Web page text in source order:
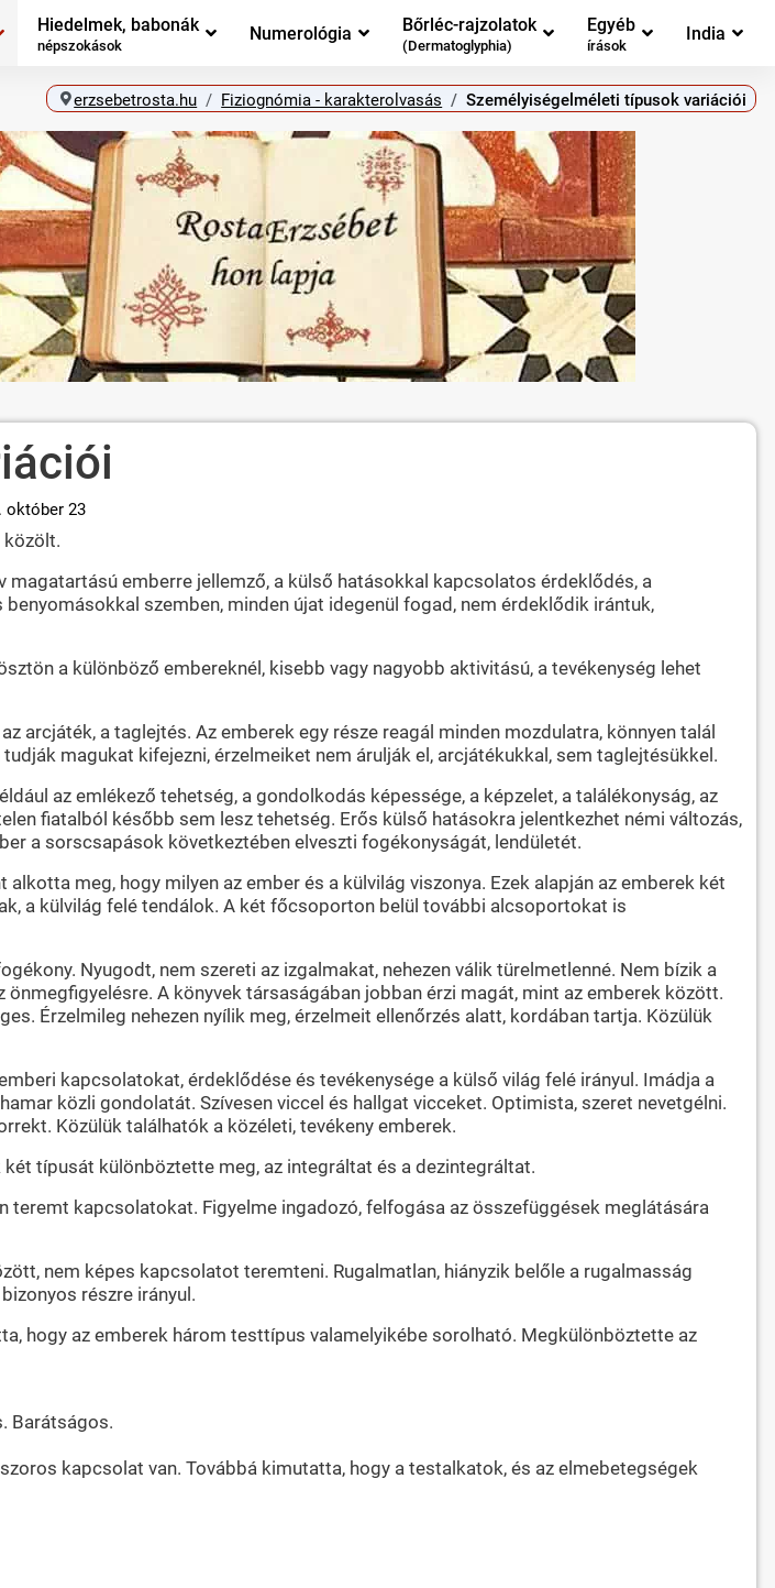
Hiedelmek, babonák
népszokások
Numerológia Bőrléc-rajzolatok
(Dermatoglyphia)
Egyéb
írások
India
erzsebetrosta.hu Fiziognómia - karakterolvasás Személyiségelméleti típusok variációi
október 23
emberre jellemző, a külső hatásokkal kapcsolatos érdeklődés, a
szemben, minden újat idegenül fogad, nem érdeklődik irántuk,
a különböző embereknél, kisebb vagy nagyobb aktivitású, a tevékenység lehet
arcjáték, a taglejtés. Az emberek egy része reagál minden mozdulatra, könnyen talál
magukat kifejezni, érzelmeiket nem árulják el, arcjátékukkal, sem taglejtésükkel.
az emlékező tehetség, a gondolkodás képessége, a képzelet, a találékonyság, az
fiatalból később sem lesz tehetség. Erős külső hatásokra jelentkezhet némi változás,
a sorscsapások következtében elveszti fogékonyságát, lendületét.
meg, hogy milyen az ember és a külvilág viszonya. Ezek alapján az emberek két
a külvilág felé tendálok. A két főcsoporton belül további alcsoportokat is
Nyugodt, nem szereti az izgalmakat, nehezen válik türelmetlenné. Nem bízik a
A könyvek társaságában jobban érzi magát, mint az emberek között.
Érzelmileg nehezen nyílik meg, érzelmeit ellenőrzés alatt, kordában tartja. Közülük
kapcsolatokat, érdeklődése és tevékenysége a külső világ felé irányul. Imádja a
közli gondolatát. Szívesen viccel és hallgat vicceket. Optimista, szeret nevetgélni.
Közülük találhatók a közéleti, tevékeny emberek.
típusát különböztette meg, az integráltat és a dezintegráltat.
kapcsolatokat. Figyelme ingadozó, felfogása az összefüggések meglátására
nem képes kapcsolatot teremteni. Rugalmatlan, hiányzik belőle a rugalmasság
részre irányul.
hogy az emberek három testtípus valamelyikébe sorolható. Megkülönböztette az
Barátságos.
kapcsolat van. Továbbá kimutatta, hogy a testalkatok, és az elmebetegségek